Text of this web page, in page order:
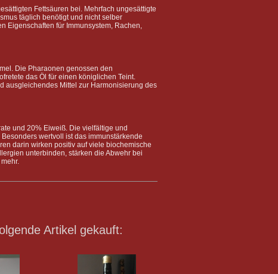
Fettsäuren bei. Mehrfach ungesättigte
täglich benötigt und nicht selber
Eigenschaften für Immunsystem, Rachen,
Die Pharaonen genossen den
das Öl für einen königlichen Teint.
ausgleichendes Mittel zur Harmonisierung des
und 20% Eiweiß. Die vielfältige und
wertvoll ist das immunstärkende
darin wirken positiv auf viele biochemische
unterbinden, stärken die Abwehr bei
Artikel gekauft: